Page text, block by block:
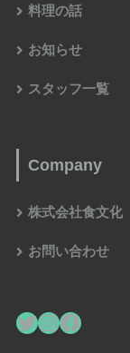
料理の話
お知らせ
スタッフ一覧
Company
株式会社食文化
お問い合わせ